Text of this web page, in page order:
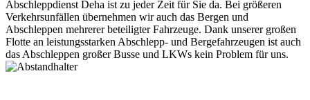
Abschleppdienst Deha ist zu jeder Zeit für Sie da. Bei größeren
Verkehrsunfällen übernehmen wir auch das Bergen und
Abschleppen mehrerer beteiligter Fahrzeuge. Dank unserer großen
Flotte an leistungsstarken Abschlepp- und Bergefahrzeugen ist auch
das Abschleppen großer Busse und LKWs kein Problem für uns.